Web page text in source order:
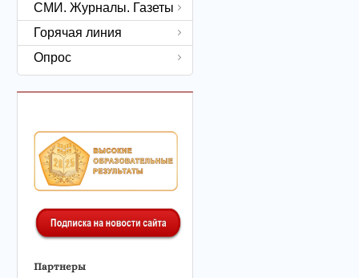
СМИ. Журналы. Газеты
Горячая линия
Опрос
Партнеры